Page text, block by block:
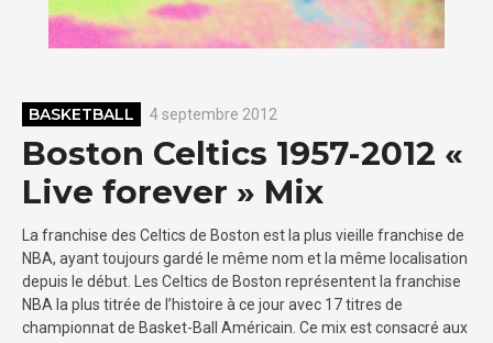
BASKETBALL 4 septembre 2012
Boston Celtics 1957-2012 «
Live forever » Mix
La franchise des Celtics de Boston est la plus vieille franchise de
NBA, ayant toujours gardé le même nom et la même localisation
depuis le début. Les Celtics de Boston représentent la franchise
NBA la plus titrée de l’histoire à ce jour avec 17 titres de
championnat de Basket-Ball Américain. Ce mix est consacré aux